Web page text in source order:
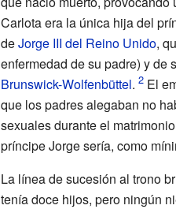
Carlota era la única hija del
deJorge III del Reino Unido,
enfermedad de su padre) y de
Brunswick-Wolfenbüttel. El
que los padres alegaban no
sexuales durante el
príncipe Jorge sería, como
La línea de sucesión al trono
tenía doce hijos, pero ningún